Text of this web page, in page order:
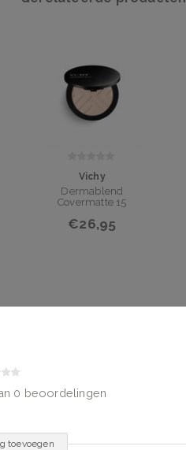
Vichy
Dermablend
Covermatte 15
€26,95
0 beoordelingen
toevoegen